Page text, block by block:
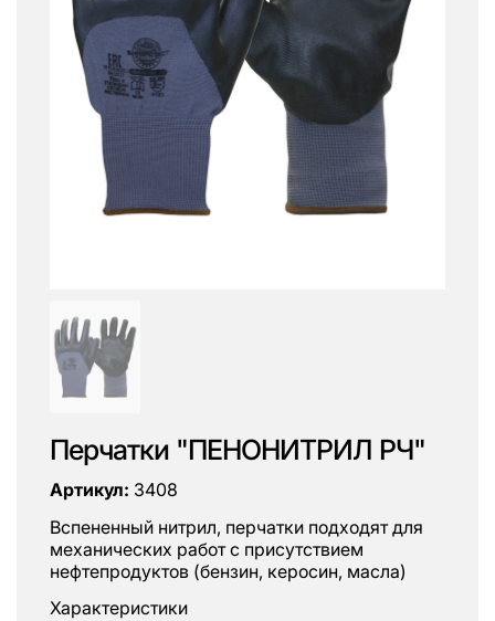
Перчатки "ПЕНОНИТРИЛ РЧ"
Артикул: 3408
Вспененный нитрил, перчатки подходят для
механических работ с присутствием
нефтепродуктов (бензин, керосин, масла)
Характеристики